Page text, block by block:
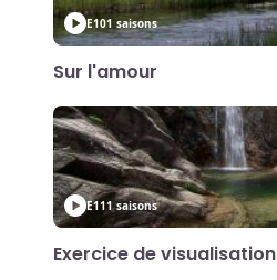
E101 saisons
Sur l'amour
E111 saisons
Exercice de visualisation